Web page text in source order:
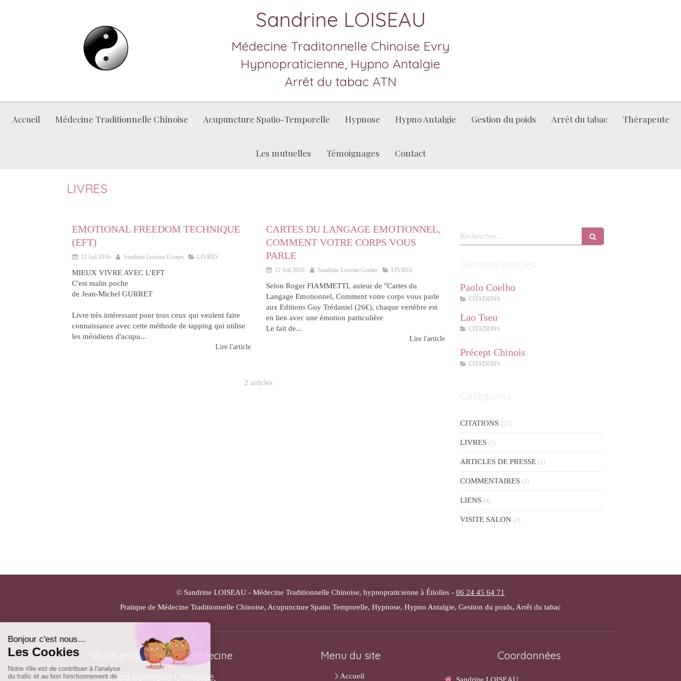
Sandrine LOISEAU
Médecine Traditonnelle Chinoise Evry
Hypnopraticienne, Hypno Antalgie
Arrêt du tabac ATN
Accueil Médecine Traditionnelle Chinoise Acupuncture Spatio-Temporelle Hypnose Hypno Antalgie Gestion du poids Arrêt du tabac Thérapeute
Les mutuelles Témoignages Contact
LIVRES
EMOTIONAL FREEDOM TECHNIQUE
(EFT)
12 Juil 2016 Sandrine Loiseau Gomes LIVRES
MIEUX VIVRE AVEC L'EFT
C'est malin poche
de Jean-Michel GURRET
Livre très intéressant pour tous ceux qui veulent faire
connaissance avec cette méthode de tapping qui utilise
les méridiens d'acupu...
Lire l'article
CARTES DU LANGAGE EMOTIONNEL,
COMMENT VOTRE CORPS VOUS
PARLE
12 Juil 2016 Sandrine Loiseau Gomes LIVRES
Selon Roger FIAMMETTI, auteur de "Cartes du
Langage Emotionnel, Comment votre corps vous parle
aux Editions Guy Trédaniel (26€), chaque vertèbre est
en lien avec une émotion particulière
Le fait de...
Lire l'article
2 articles
Rechercher
Derniers articles
Paolo Coelho
CITATIONS
Lao Tseu
CITATIONS
Précept Chinois
CITATIONS
Catégories
CITATIONS (17)
LIVRES (2)
ARTICLES DE PRESSE (1)
COMMENTAIRES (2)
LIENS (4)
VISITE SALON (2)
© Sandrine LOISEAU - Médecine Traditionnelle Chinoise, hypnopraticienne à Étiolles - 06 24 45 64 71
Pratique de Médecine Traditionnelle Chinoise, Acupuncture Spatio Temporelle, Hypnose, Hypno Antalgie, Gestion du poids, Arrêt du tabac
Votre praticienne en Médecine
Traditionnelle Chinoise,
Menu du site
Accueil
Coordonnées